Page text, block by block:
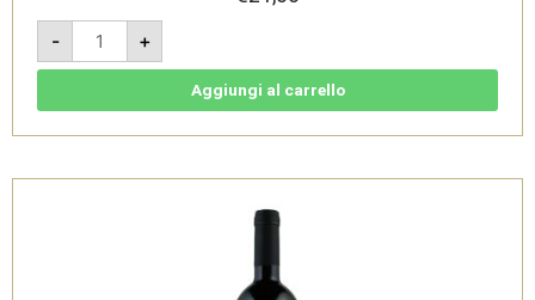
-
La
Stipula
2016
-
Classico
del
+
Aggiungi al carrello